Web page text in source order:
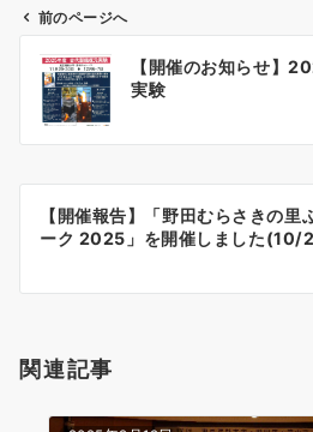
ン
前のページへ
【開催のお知らせ】
実験
【開催報告】「野田むらさきの里
ーク 2025」を開催しました(10/
関連記事